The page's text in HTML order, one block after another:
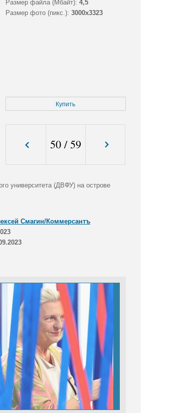
Размер файла (Мбайт): 4,5
Размер фото (пикс.): 3000x3323
Купить
50/59
университета (ДВФУ) на острове
Смагин/Коммерсантъ